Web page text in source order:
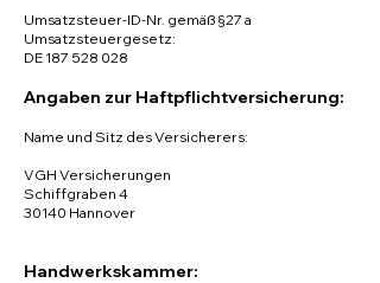
Umsatzsteuer-ID-Nr. gemäß §27 a
Umsatzsteuergesetz:
DE 187 528 028
Angaben zur Haftpflichtversicherung:
Name und Sitz des Versicherers:
VGH Versicherungen
Schiffgraben 4
30140 Hannover
Handwerkskammer: